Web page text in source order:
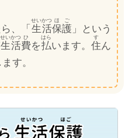
、「 生活
せいかつ
保護
ほご
」という
生活
せいかつ
費
ひ
を払
はら
います。住
す
ん
ます。